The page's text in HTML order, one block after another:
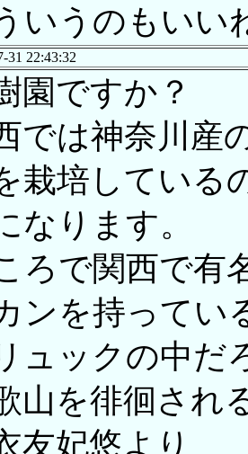
いうのもいい
31 22:43:32
園ですか？
では神奈川産
栽培している
なります。
ろで関西で有
ンを持ってい
リュックの中
山を徘徊され
友妃悠より